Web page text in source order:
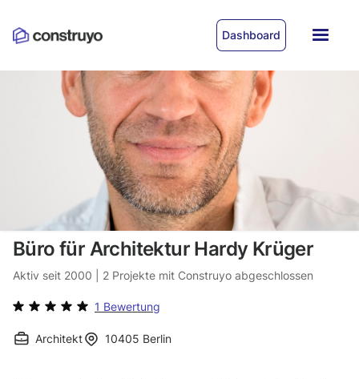
Dashboard
Büro für Architektur Hardy Krüger
Aktiv seit 2000 2 Projekte mit Construyo abgeschlossen
1 Bewertung
Architekt 10405 Berlin